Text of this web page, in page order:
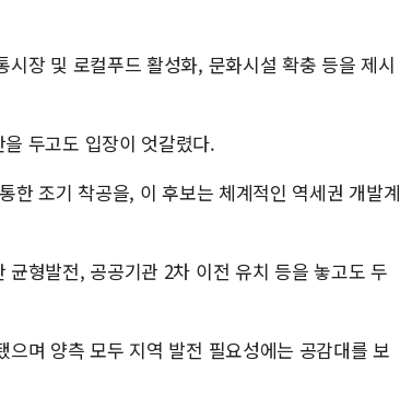
장 및 로컬푸드 활성화, 문화시설 확충 등을 제시
두고도 입장이 엇갈렸다.
한 조기 착공을, 이 후보는 체계적인 역세권 개발계
형발전, 공공기관 2차 이전 유치 등을 놓고도 두
며 양측 모두 지역 발전 필요성에는 공감대를 보